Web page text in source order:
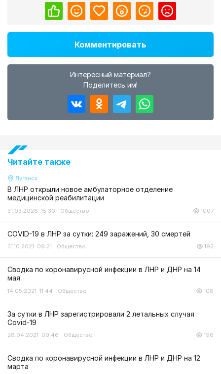
Комментировать
Интересный материал?
Поделитесь им!
Читайте также
Луганск
В ЛНР открыли новое амбулаторное отделение
медицинской реабилитации
31.03.2026 15:30 Общество 1007
COVID-19 в ЛНР за сутки: 249 заражений, 30 смертей
31.10.2021 09:21 Общество 192
Сводка по коронавирусной инфекции в ЛНР и ДНР на 14
мая
14.05.2021 11:44 Общество 108
За сутки в ЛНР зарегистрировали 2 летальных случая
Сovid-19
28.04.2021 09:46 Общество 196
Сводка по коронавирусной инфекции в ЛНР и ДНР на 12
марта